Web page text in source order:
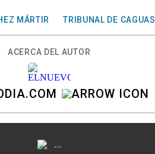
MÁRTIR TRIBUNAL DE CAGUAS
ACERCA DEL AUTOR
...